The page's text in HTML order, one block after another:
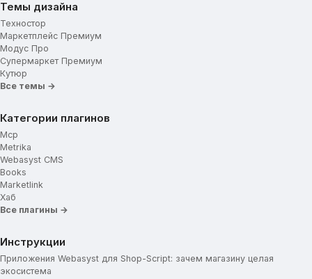
Темы дизайна
Техностор
Маркетплейс Премиум
Модус Про
Супермаркет Премиум
Кутюр
Все темы →
Категории плагинов
Mcp
Metrika
Webasyst CMS
Books
Marketlink
Хаб
Все плагины →
Инструкции
Приложения Webasyst для Shop-Script: зачем магазину целая
экосистема